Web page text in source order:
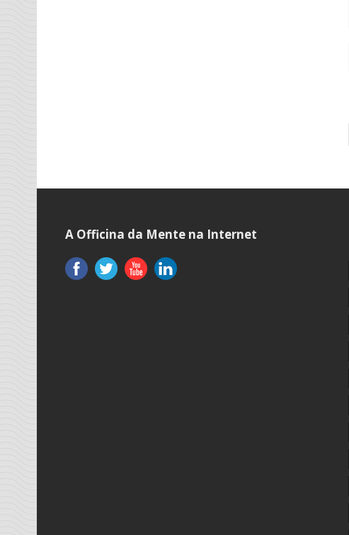
A Officina da Mente na Internet